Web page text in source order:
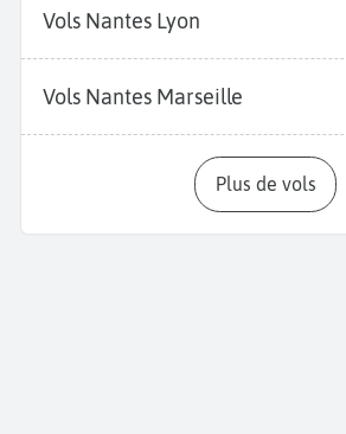
Vols Nantes Lyon
Vols Nantes Marseille
Plus de vols